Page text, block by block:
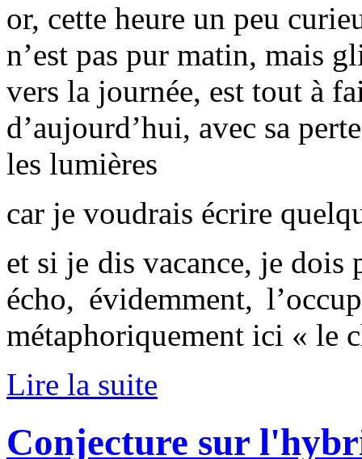
or, cette heure un peu
n’est pas pur matin, mais
vers la journée, est tout à
d’aujourd’hui, avec sa
les lumières
car je voudrais écrire
et si je dis vacance, je
écho, évidemment,
métaphoriquement ici « le
Lire la suite
Conjecture sur